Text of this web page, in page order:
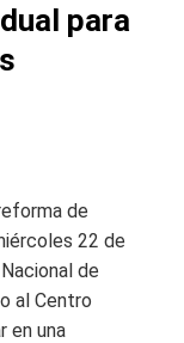
para
de
22 de
de
al Centro
en una